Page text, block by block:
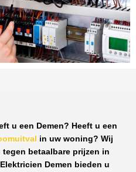
u een Demen? Heeft u een
in uw woning? Wij
tegen betaalbare prijzen in
Elektricien Demen bieden u